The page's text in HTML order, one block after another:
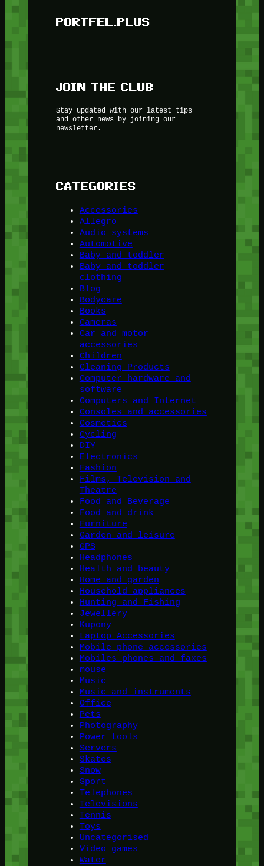
PORTFEL.PLUS
JOIN THE CLUB
Stay updated with our latest tips
and other news by joining our
newsletter.
CATEGORIES
Accessories
Allegro
Audio systems
Automotive
Baby and toddler
Baby and toddler
clothing
Blog
Bodycare
Books
Cameras
Car and motor
accessories
Children
Cleaning Products
Computer hardware and
software
Computers and Internet
Consoles and accessories
Cosmetics
Cycling
DIY
Electronics
Fashion
Films, Television and
Theatre
Food and Beverage
Food and drink
Furniture
Garden and leisure
GPS
Headphones
Health and beauty
Home and garden
Household appliances
Hunting and Fishing
Jewellery
Kupony
Laptop Accessories
Mobile phone accessories
Mobiles phones and faxes
mouse
Music
Music and instruments
Office
Pets
Photography
Power tools
Servers
Skates
Snow
Sport
Telephones
Televisions
Tennis
Toys
Uncategorised
Video games
Water